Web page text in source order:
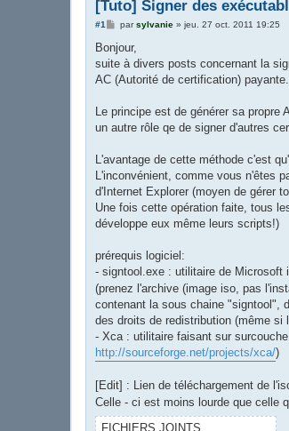
[Tuto] Signer des
#1
M
s
s
a
g
e
parsylvanie» jeu. 27 oct. 2011 19:25
Bonjour,
suite à divers posts concernant la
AC (Autorité de certification) payante.
Le principe est de générer sa
un autre rôle qe de signer d'autres
L'avantage de cette méthode c'est
L'inconvénient, comme vous n'êtes
d'Internet Explorer (moyen de gérer
Une fois cette opération faite, tous
développe eux même leurs scripts!)
prérequis logiciel:
- signtool.exe : utilitaire de Microsoft
(prenez l'archive (image iso, pas
contenant la sous chaine "signtool",
des droits de redistribution (même si
- Xca : utilitaire faisant sur
http://sourceforge.net/projects/xca/)
[Edit] : Lien de téléchargement de
Celle - ci est moins lourde que celle
FICHIERS JOINTS